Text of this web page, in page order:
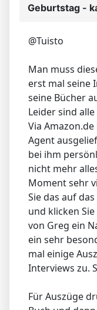
Geburtstag -
@Tuisto
Man muss
erst mal seine
seine Bücher
Leider sind
Via
Agent
bei ihm
nicht mehr
Moment sehr
Sie das auf
und klicken
von Greg ein
ein sehr
mal einige
Interviews zu.
Für Auszüge